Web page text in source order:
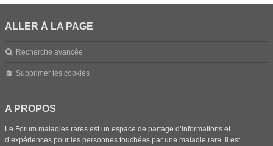
ALLER À LA PAGE
Recherche avancée
Supprimer les cookies
A PROPOS
Le Forum maladies rares est un espace de partage d’informations et
d’expériences pour les personnes touchées par une maladie rare. Il est